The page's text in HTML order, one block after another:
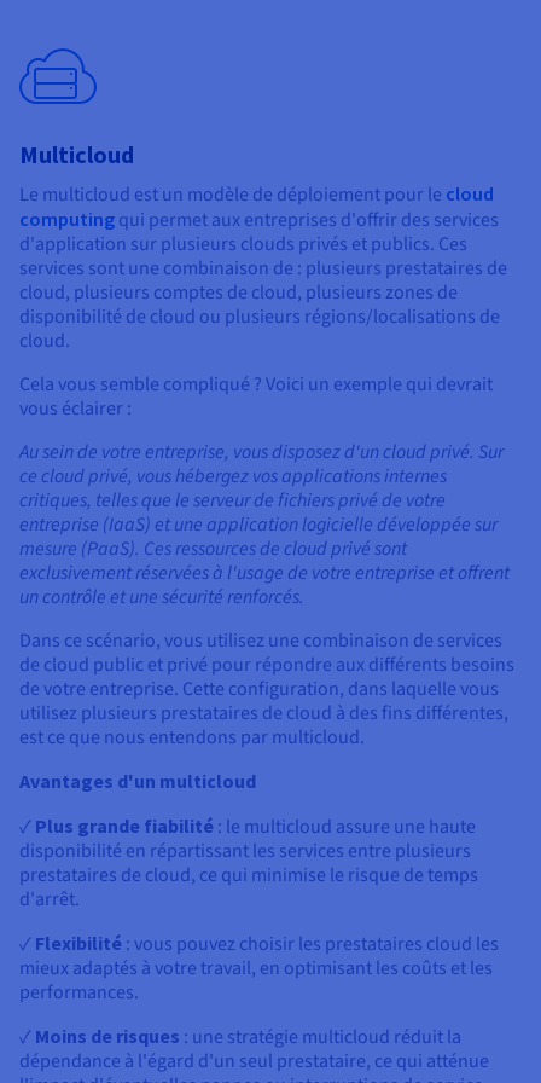
Multicloud
Le multicloud est un modèle de déploiement pour le cloud
computing qui permet aux entreprises d'offrir des services
d'application sur plusieurs clouds privés et publics. Ces
services sont une combinaison de : plusieurs prestataires de
cloud, plusieurs comptes de cloud, plusieurs zones de
disponibilité de cloud ou plusieurs régions/localisations de
cloud.
Cela vous semble compliqué ? Voici un exemple qui devrait
vous éclairer :
Au sein de votre entreprise, vous disposez d'un cloud privé. Sur
ce cloud privé, vous hébergez vos applications internes
critiques, telles que le serveur de fichiers privé de votre
entreprise (IaaS) et une application logicielle développée sur
mesure (PaaS). Ces ressources de cloud privé sont
exclusivement réservées à l'usage de votre entreprise et offrent
un contrôle et une sécurité renforcés.
Dans ce scénario, vous utilisez une combinaison de services
de cloud public et privé pour répondre aux différents besoins
de votre entreprise. Cette configuration, dans laquelle vous
utilisez plusieurs prestataires de cloud à des fins différentes,
est ce que nous entendons par multicloud.
Avantages d'un multicloud
✓ Plus grande fiabilité : le multicloud assure une haute
disponibilité en répartissant les services entre plusieurs
prestataires de cloud, ce qui minimise le risque de temps
d'arrêt.
✓ Flexibilité : vous pouvez choisir les prestataires cloud les
mieux adaptés à votre travail, en optimisant les coûts et les
performances.
✓ Moins de risques : une stratégie multicloud réduit la
dépendance à l'égard d'un seul prestataire, ce qui atténue